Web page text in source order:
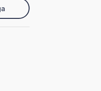
Santana - BA